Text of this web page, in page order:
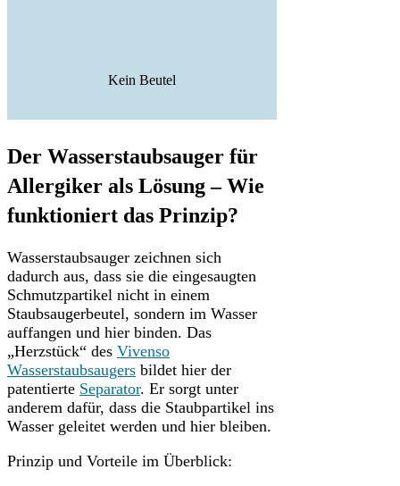
Kein Beutel
Der Wasserstaubsauger für
Allergiker als Lösung – Wie
funktioniert das Prinzip?
Wasserstaubsauger zeichnen sich
dadurch aus, dass sie die eingesaugten
Schmutzpartikel nicht in einem
Staubsaugerbeutel, sondern im Wasser
auffangen und hier binden. Das
„Herzstück“ des Vivenso
Wasserstaubsaugers bildet hier der
patentierte Separator. Er sorgt unter
anderem dafür, dass die Staubpartikel ins
Wasser geleitet werden und hier bleiben.
Prinzip und Vorteile im Überblick: